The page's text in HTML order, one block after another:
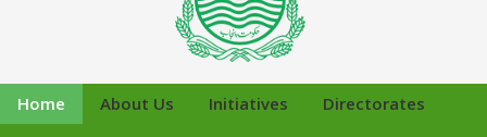
Home About Us Initiatives
Directorates